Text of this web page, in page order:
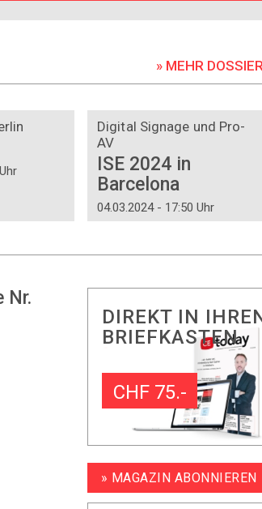
» MEHR
Digital Signage und Pro-
AV
ISE 2024 in
Barcelona
04.03.2024 - 17:50 Uhr
Nr.
DIREKT IN
BRIEFKASTEN
CHF 75.-
» MAGAZIN ABONNIEREN